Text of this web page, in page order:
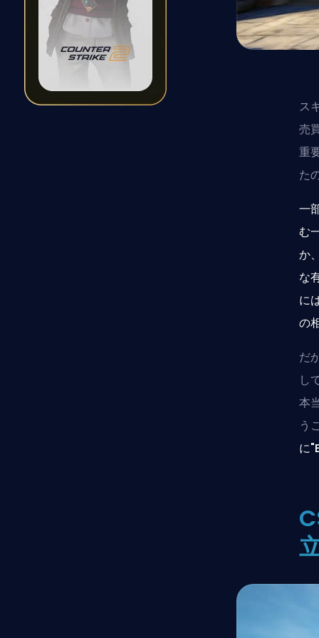
ス
売
重
た
一
む
か
な
に
の
だ
し
本
う
に